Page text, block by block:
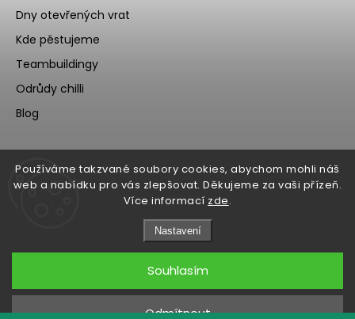
Používáme takzvané soubory cookies, abychom mohli náš
web a nabídku pro vás zlepšovat. Děkujeme za vaši přízeň.
Více informací zde.
Nastavení
Odmítnout
Souhlasím
Dny otevřených vrat
Kde pěstujeme
Teambuildingy
Odrůdy chilli
Blog
Upravit nastavení cookies